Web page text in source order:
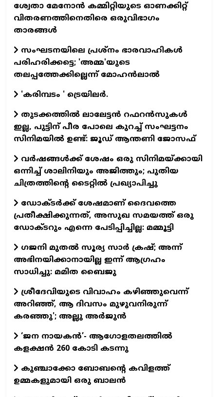
ശ്വേതാ മേനോന്‍ കമ്മിറ്റിയുടെ ഓണക്കിറ്റ്
വിതരണത്തിനെതിരെ ഒരുവിഭാഗം
താരങ്ങള്‍
സംഘടനയിലെ പ്രശ്നം ഭാരവാഹികൾ
പരിഹരിക്കട്ടെ; 'അമ്മ'യുടെ
തലപ്പത്തേക്കില്ലെന്ന് മോഹൻലാൽ
'കരിമ്പടം ' ട്രെയിലര്‍.
തുടക്കത്തില്‍ ലാലേട്ടന്‍ റഫറന്‍സുകള്‍
ഇല്ല, പുട്ടിന് പീര പോലെ കുറച്ച് സംഘട്ടനം
സിനിമയില്‍ ഉണ്ട്: ജൂഡ് ആന്തണി ജോസഫ്
വര്‍ഷങ്ങള്‍ക്ക് ശേഷം ഒരു സിനിമയ്ക്കായി
ഒന്നിച്ച് ശാലിനിയും അജിത്തും; പുതിയ
ചിത്രത്തിന്റെ ടൈറ്റില്‍ പ്രഖ്യാപിച്ചു
ഡോക്ടര്‍ക്ക് ശേഷമാണ് ദൈവത്തെ
പ്രതീക്ഷിക്കുന്നത്, അസുഖ സമയത്ത് ഒരു
ഡോക്ടറും എന്നെ പേടിപ്പിച്ചില്ല: മമ്മൂട്ടി
ഗജനി മുതല്‍ സൂര്യ സാര്‍ ക്രഷ്; അന്ന്
അഭിനയിക്കാനായില്ല ഇന്ന് ആഗ്രഹം
സാധിച്ചു: മമിത ബൈജു
ശ്രീദേവിയുടെ വിവാഹം കഴിഞ്ഞുവെന്ന്
അറിഞ്ഞ്, ആ ദിവസം മുഴുവനിരുന്ന്
കരഞ്ഞു'; അല്ലു അര്‍ജുന്‍
‘ജന നായകൻ’- ആഗോളതലത്തിൽ
കളക്ഷൻ 260 കോടി കടന്നു
കുഞ്ചാക്കോ ബോബന്റെ കവിളത്ത്
ഉമ്മകളുമായി ഒരു ബാലന്‍